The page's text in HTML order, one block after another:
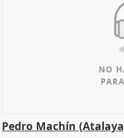
Pedro Machín